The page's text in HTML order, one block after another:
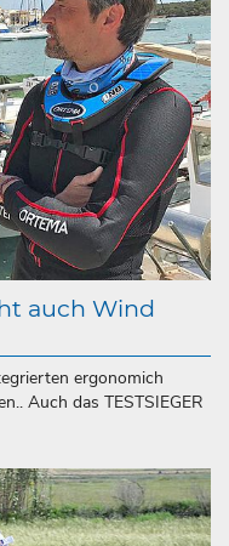
auch Wind
ergonomich
Auch das TESTSIEGER